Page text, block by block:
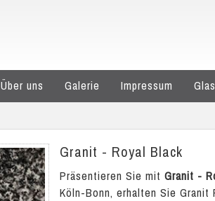
Über uns Galerie Impressum
Granit - Royal Black
Präsentieren Sie mit Granit -
Köln-Bonn, erhalten Sie Granit